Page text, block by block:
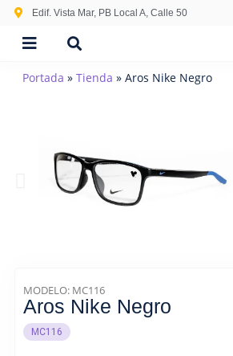
Edif. Vista Mar, PB Local A, Calle 50
Portada » Tienda » Aros Nike Negro
MODELO: MC116
Aros Nike Negro
MC116